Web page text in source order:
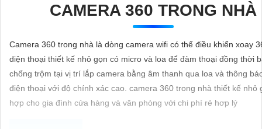
TƯ
VẤN
LẮP
ĐẶT
CAMERA 360 TRONG NHÀ
Camera 360 trong nhà là dòng camera wifi có thể điều khiển xoay
diện thoại thiết kế nhỏ gọn có micro và loa để đàm thoại đồng thời
chống trộm tại vị trí lắp camera bằng âm thanh qua loa và thông
điện thoại với độ chính xác cao. camera 360 trong nhà thiết kế nhỏ
hợp cho gia đình cửa hàng và văn phòng với chi phí rẻ hơp lý